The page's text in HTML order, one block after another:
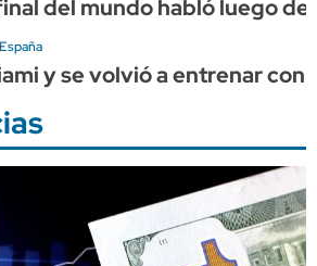
del mundo habló luego
y se volvió a entrenar